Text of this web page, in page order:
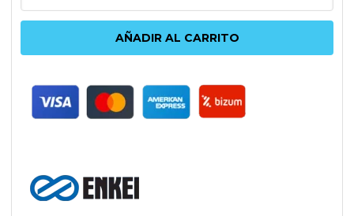
KOJIN
5X114.3
72.6
NEGRO
AÑADIR AL CARRITO